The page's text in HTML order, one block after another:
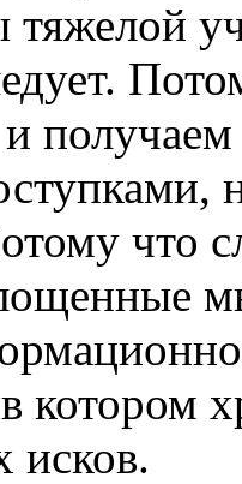
что
котором
исков.